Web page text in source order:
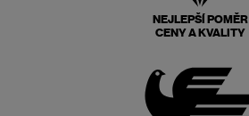
NEJLEPŠÍ POMĚR
CENY A KVALITY